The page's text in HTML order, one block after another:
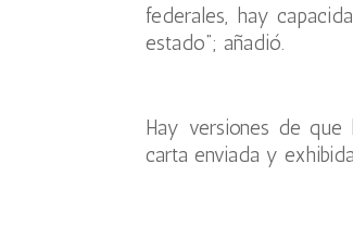
federales, hay
estado”; añadió.
Hay versiones de que
carta enviada y